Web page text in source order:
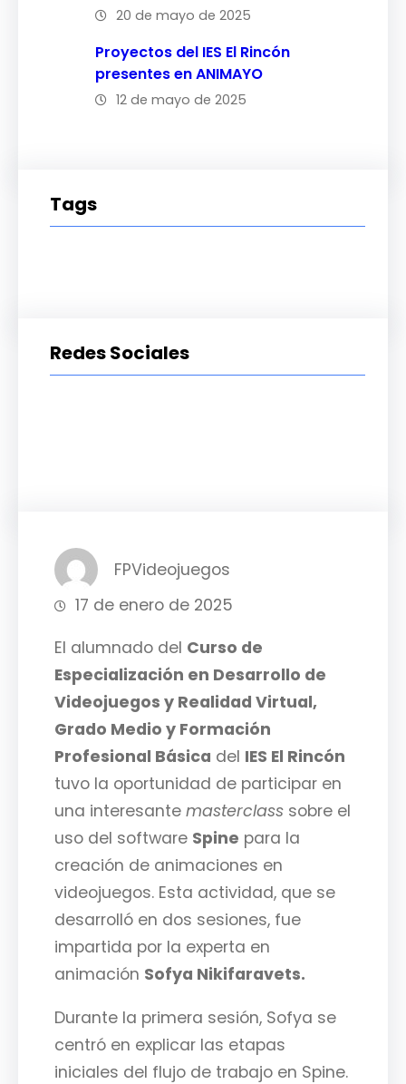
20 de mayo de 2025
Proyectos del IES El Rincón
presentes en ANIMAYO
12 de mayo de 2025
Tags
Redes Sociales
FPVideojuegos
17 de enero de 2025
El alumnado del Curso de
Especialización en Desarrollo de
Videojuegos y Realidad Virtual,
Grado Medio y Formación
Profesional Básica del IES El Rincón
tuvo la oportunidad de participar en
una interesante masterclass sobre el
uso del software Spine para la
creación de animaciones en
videojuegos. Esta actividad, que se
desarrolló en dos sesiones, fue
impartida por la experta en
animación Sofya Nikifaravets.
Durante la primera sesión, Sofya se
centró en explicar las etapas
iniciales del flujo de trabajo en Spine.